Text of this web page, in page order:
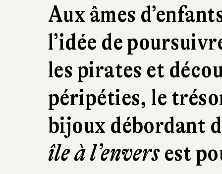
Aux âmes
l’idée de
les pirates et
péripéties, le
bijoux débordant
île à l’enversest